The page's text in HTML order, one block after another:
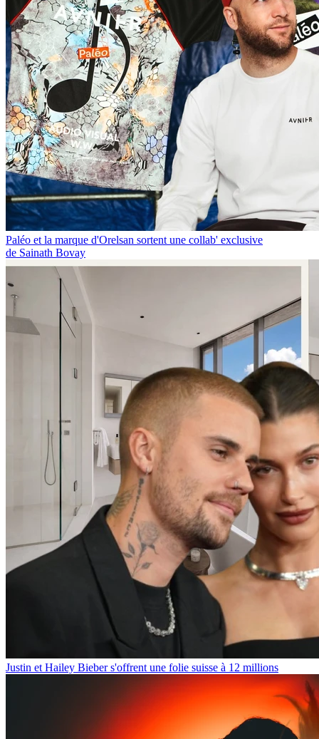
Paléo et la marque d'Orelsan sortent une collab' exclusive
de Sainath Bovay
Justin et Hailey Bieber s'offrent une folie suisse à 12 millions